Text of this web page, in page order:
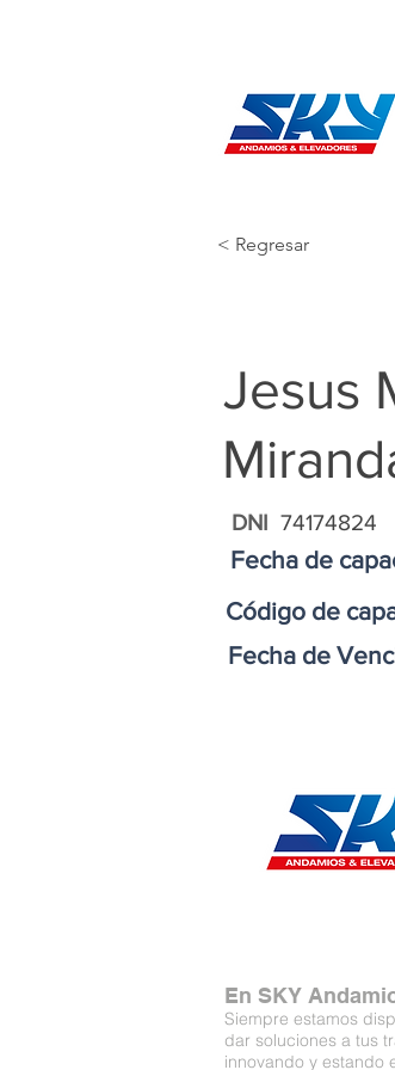
< Regresar
Jesus
DNI 74174824
Fecha de
Código de
Fecha de
En SKY
Siempre estamos
dar soluciones a tus
innovando y estando